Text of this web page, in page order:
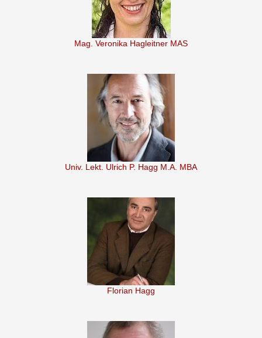
Mag. Veronika Hagleitner MAS
Univ. Lekt. Ulrich P. Hagg M.A. MBA
Florian Hagg